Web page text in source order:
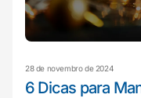
28 de novembro de 2024
6 Dicas para